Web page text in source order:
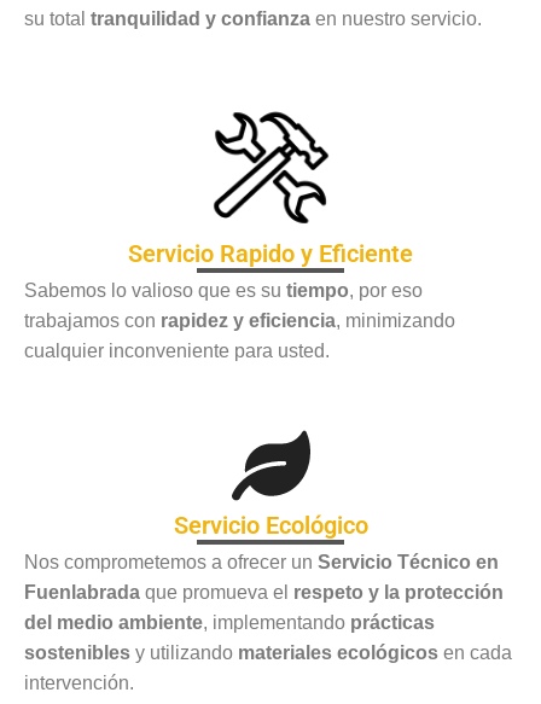
su total tranquilidad y confianza en nuestro servicio.
Servicio Rapido y Eficiente
Sabemos lo valioso que es su tiempo, por eso
trabajamos con rapidez y eficiencia, minimizando
cualquier inconveniente para usted.
Servicio Ecológico
Nos comprometemos a ofrecer un Servicio Técnico en
Fuenlabrada que promueva el respeto y la protección
del medio ambiente, implementando prácticas
sostenibles y utilizando materiales ecológicos en cada
intervención.